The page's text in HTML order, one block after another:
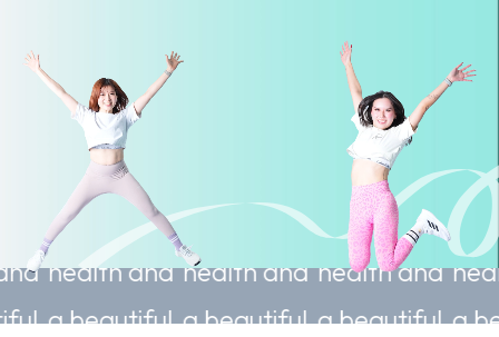
and
Sustainable
health and
a beautiful
Sustainable
health and
a beautiful
Sustainable
health and
a beautiful